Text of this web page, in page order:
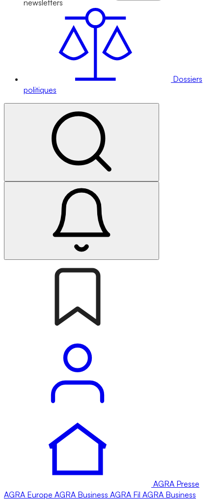
newsletters
Dossiers
politiques
AGRA Presse
AGRA Europe AGRA Business AGRA Fil AGRA Business